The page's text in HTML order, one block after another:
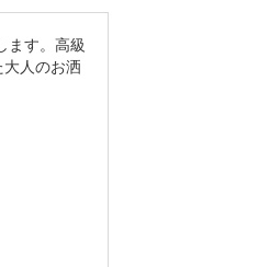
ます。高級
人のお洒